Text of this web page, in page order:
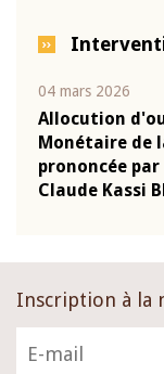
04 mars 2026
Allocution
Monétaire de
prononcée
Claude Kassi
Inscription à la